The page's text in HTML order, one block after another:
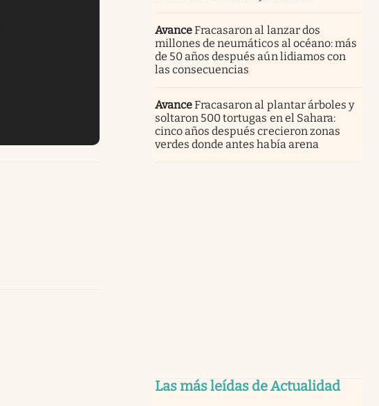
AvanceFracasaron al lanzar dos
millones de neumáticos al océano: más
de 50 años después aún lidiamos con
las consecuencias
AvanceFracasaron al plantar árboles y
soltaron 500 tortugas en el Sahara:
cinco años después crecieron zonas
verdes donde antes había arena
Las más leídas de Actualidad